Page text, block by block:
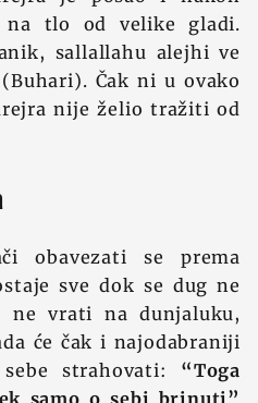
na tlo od velike gladi.
sallallahu alejhi ve
Čak ni u ovako
nije želio tražiti od
obavezati se prema
sve dok se dug ne
ne vrati na dunjaluku,
će čak i najodabraniji
strahovati: “Toga
samo o sebi brinuti”